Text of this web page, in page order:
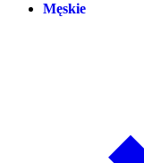
Męskie